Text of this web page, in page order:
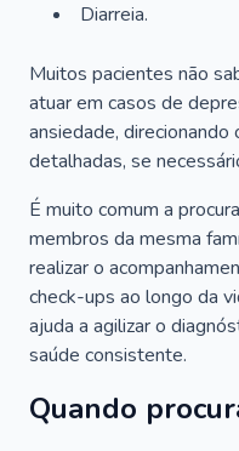
Diarreia.
Muitos pacientes não
atuar em casos de
ansiedade, direcionando
detalhadas, se
É muito comum a
membros da mesma
realizar o
check-ups ao longo da
ajuda a agilizar o
saúde consistente.
Quando